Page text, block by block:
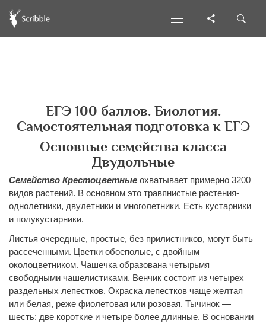
ЕГЭ 100 баллов. Биология.
Самостоятельная подготовка к ЕГЭ
Основные семейства класса
Двудольные
Семейство Крестоцветные охватывает примерно 3200
видов растений. В основном это травянистые растения-
однолетники, двулетники и многолетники. Есть кустарники
и полукустарники.
Листья очередные, простые, без прилистников, могут быть
рассеченными. Цветки обоеполые, с двойным
околоцветником. Чашечка образована четырьмя
свободными чашелистиками. Венчик состоит из четырех
раздельных лепестков. Окраска лепестков чаще желтая
или белая, реже фиолетовая или розовая. Тычинок —
шесть: две короткие и четыре более длинные. В основании